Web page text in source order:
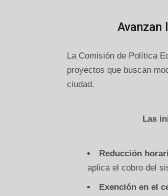
Avanzan
La Comisión de Política
proyectos que buscan
ciudad.
Las
Reducción
aplica el cobro del
Exención en el